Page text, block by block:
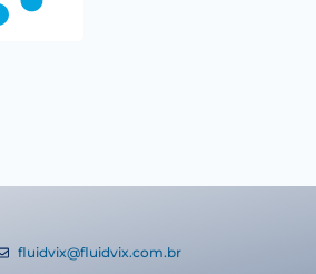
fluidvix@fluidvix.com.br